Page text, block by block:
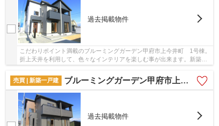
過去掲載物件
こだわりポイント満載のブルーミングガーデン甲府市上今井町 1号棟。
折上天井を利用して、色々なインテリアを楽しむ事が出来ます。新築戸
建ての物件は、室内のレイアウトも自分好みに...
売買 | 新築一戸建
ブルーミングガーデン甲府市上今井町 2号棟
過去掲載物件